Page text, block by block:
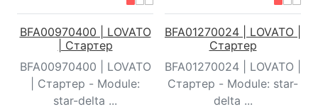
BFA00970400 | LOVATO
| Стартер
BFA00970400 | LOVATO
| Стартер - Module:
star-delta ...
BFA01270024 | LOVATO |
Стартер
BFA01270024 | LOVATO |
Стартер - Module: star-
delta ...